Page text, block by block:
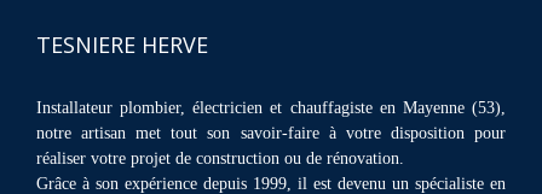
TESNIERE HERVE
Installateur plombier, électricien et chauffagiste en Mayenne (53),
notre artisan met tout son savoir-faire à votre disposition pour
réaliser votre projet de construction ou de rénovation.
Grâce à son expérience depuis 1999, il est devenu un spécialiste en